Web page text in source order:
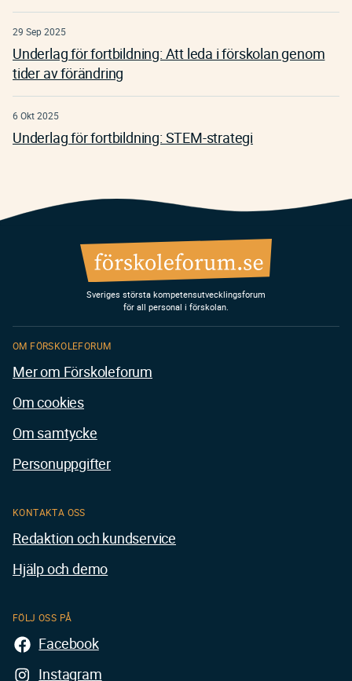
29 Sep 2025
Underlag för fortbildning: Att leda i förskolan genom
tider av förändring
6 Okt 2025
Underlag för fortbildning: STEM-strategi
Sveriges största kompetensutvecklingsforum
för all personal i förskolan.
KONTAKTA OSS
Redaktion och kundservice
Hjälp och demo
FÖLJ OSS PÅ
Facebook
Instagram
OM FÖRSKOLEFORUM
Mer om Förskoleforum
Om cookies
Om samtycke
Personuppgifter